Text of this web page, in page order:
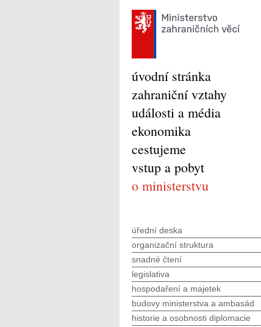
úvodní stránka
zahraniční vztahy
události a média
ekonomika
cestujeme
vstup a pobyt
o ministerstvu
úřední deska
organizační struktura
snadné čtení
legislativa
hospodaření a majetek
budovy ministerstva a ambasád
historie a osobnosti diplomacie